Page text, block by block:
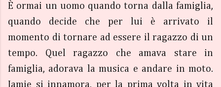
È ormai un uomo quando torna dalla famiglia,
quando decide che per lui è arrivato il
momento di tornare ad essere il ragazzo di un
tempo. Quel ragazzo che amava stare in
famiglia, adorava la musica e andare in moto.
Jamie si innamora, per la prima volta in vita